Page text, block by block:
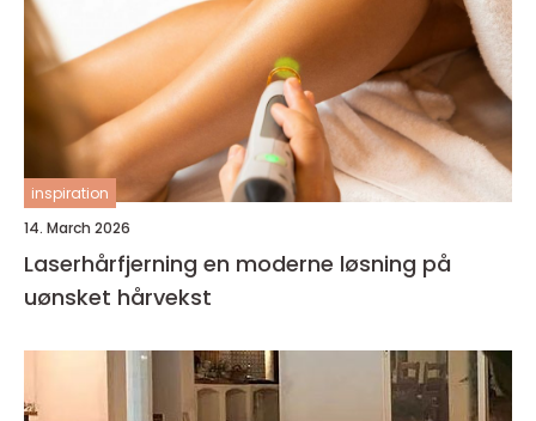
inspiration
14. March 2026
Laserhårfjerning en moderne løsning på
uønsket hårvekst